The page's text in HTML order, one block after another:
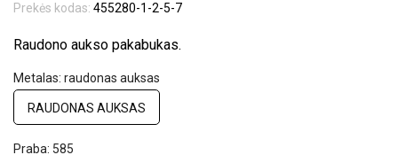
Prekės kodas: 455280-1-2-5-7
Raudono aukso pakabukas.
Metalas: raudonas auksas
RAUDONAS AUKSAS
Praba: 585